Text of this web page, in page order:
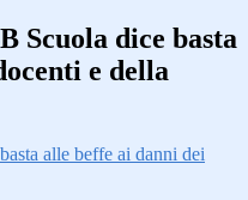
Scuola dice basta
e della
alle beffe ai danni dei